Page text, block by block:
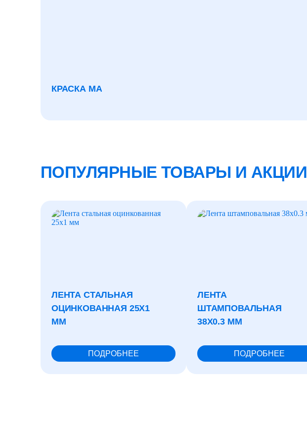
КРАСКА МА
ПОПУЛЯРНЫЕ ТОВАРЫ И АКЦИИ
ЛЕНТА СТАЛЬНАЯ
ОЦИНКОВАННАЯ 25X1
ММ
ПОДРОБНЕЕ
ЛЕНТА
ШТАМПОВАЛЬНАЯ
38X0.3 ММ
ПОДРОБНЕЕ